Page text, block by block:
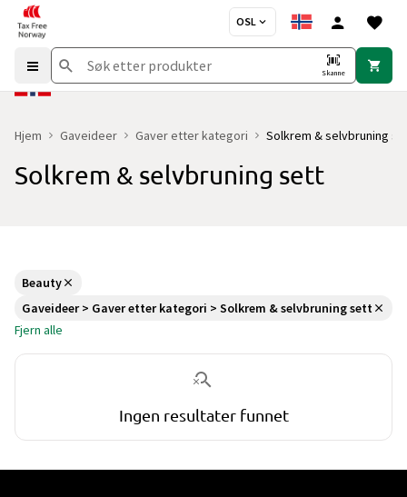
OSL
Skanne
Hjem Gaveideer Gaver etter kategori Solkrem & selvbruning
Solkrem & selvbruning sett
Beauty
Gaveideer > Gaver etter kategori > Solkrem & selvbruning sett
Fjern alle
Ingen resultater funnet